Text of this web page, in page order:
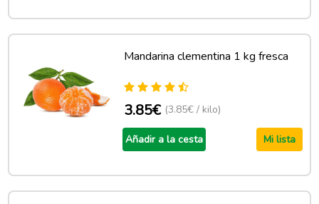
Mandarina clementina 1 kg fresca
3.85€ (3.85€ / kilo)
Añadir a la cesta Mi lista